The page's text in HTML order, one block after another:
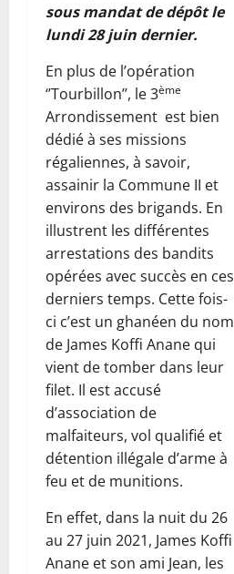
sous mandat de dépôt le
lundi 28 juin dernier.
En plus de l’opération
‘’Tourbillon’’, le 3ème
Arrondissement est bien
dédié à ses missions
régaliennes, à savoir,
assainir la Commune II et
environs des brigands. En
illustrent les différentes
arrestations des bandits
opérées avec succès en ces
derniers temps. Cette fois-
ci c’est un ghanéen du nom
de James Koffi Anane qui
vient de tomber dans leur
filet. Il est accusé
d’association de
malfaiteurs, vol qualifié et
détention illégale d’arme à
feu et de munitions.
En effet, dans la nuit du 26
au 27 juin 2021, James Koffi
Anane et son ami Jean, les